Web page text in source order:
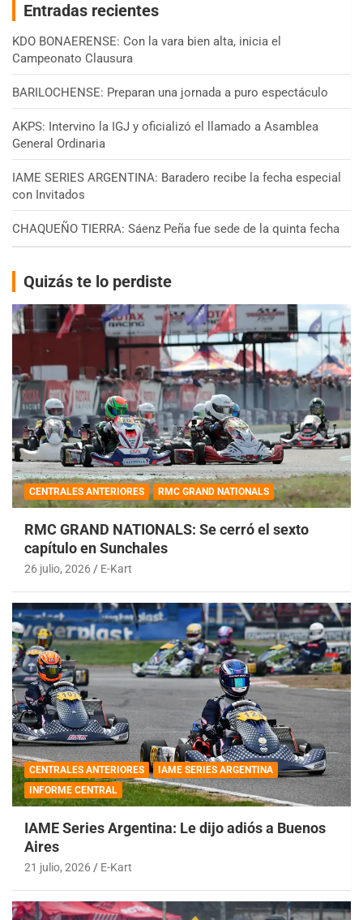
Entradas recientes
KDO BONAERENSE: Con la vara bien alta, inicia el
Campeonato Clausura
BARILOCHENSE: Preparan una jornada a puro espectáculo
AKPS: Intervino la IGJ y oficializó el llamado a Asamblea
General Ordinaria
IAME SERIES ARGENTINA: Baradero recibe la fecha especial
con Invitados
CHAQUEÑO TIERRA: Sáenz Peña fue sede de la quinta fecha
Quizás te lo perdiste
CENTRALES ANTERIORES RMC GRAND NATIONALS
RMC GRAND NATIONALS: Se cerró el sexto
capítulo en Sunchales
26 julio, 2026 E-Kart
CENTRALES ANTERIORES
IAME SERIES ARGENTINA
INFORME CENTRAL
IAME Series Argentina: Le dijo adiós a Buenos
Aires
21 julio, 2026 E-Kart